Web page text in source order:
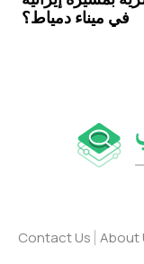
في ميناء دمياط؟
Contact Us About